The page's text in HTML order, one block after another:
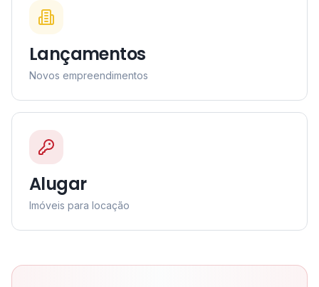
Lançamentos
Novos empreendimentos
Alugar
Imóveis para locação